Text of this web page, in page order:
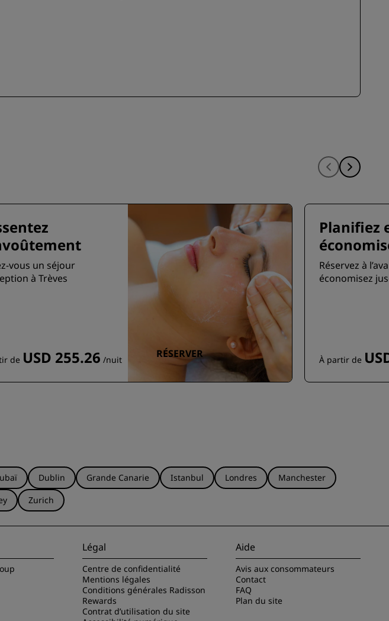
vous un séjour
à Trèves
de USD 255.26 /nuit RÉSERVER
Planifiez
Réservez à
économisez
À partir de
Dublin Grande Canarie Istanbul Londres
Manchester
Zurich
Légal
Centre de confidentialité
Mentions légales
Conditions générales Radisson
Rewards
Contrat d’utilisation du site
Aide
Avis aux consommateurs
Contact
FAQ
Plan du site